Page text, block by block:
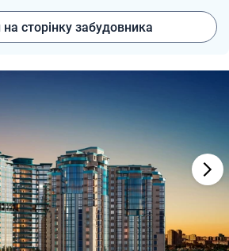
сторінку забудовника